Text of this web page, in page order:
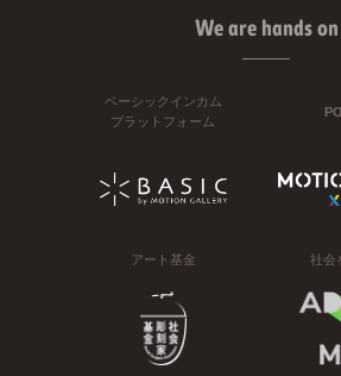
We are hands on
ベーシックインカム
プラットフォーム
アート基金 社会